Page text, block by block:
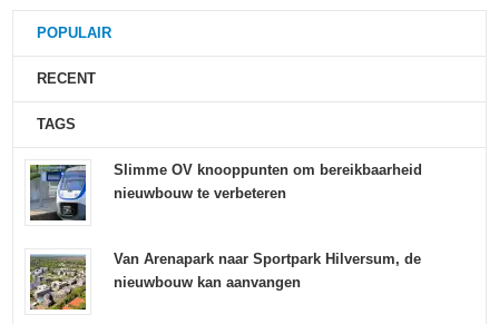
POPULAIR
RECENT
TAGS
Slimme OV knooppunten om bereikbaarheid
nieuwbouw te verbeteren
Van Arenapark naar Sportpark Hilversum, de
nieuwbouw kan aanvangen